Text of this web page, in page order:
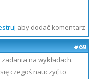
aby dodać komentarz
#69
na wykładach.
czegoś nauczyć to